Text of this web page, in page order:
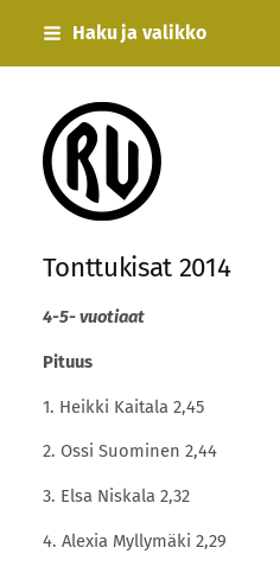
Siirry
Haku ja valikko
Rauman Urheilijat
Tonttukisat 2014
4-5- vuotiaat
Pituus
1. Heikki Kaitala 2,45
2. Ossi Suominen 2,44
3. Elsa Niskala 2,32
4. Alexia Myllymäki 2,29